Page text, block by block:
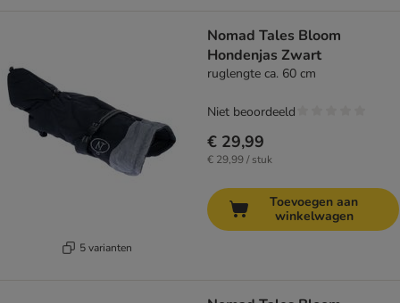
5 varianten
Nomad Tales Bloom
Hondenjas Zwart
ruglengte ca. 60 cm
€ 29,99
€ 29,99 / stuk
Niet beoordeeld
Toevoegen aan
winkelwagen